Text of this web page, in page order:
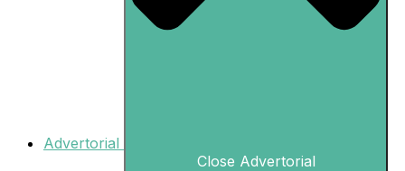
Advertorial
Close Advertorial